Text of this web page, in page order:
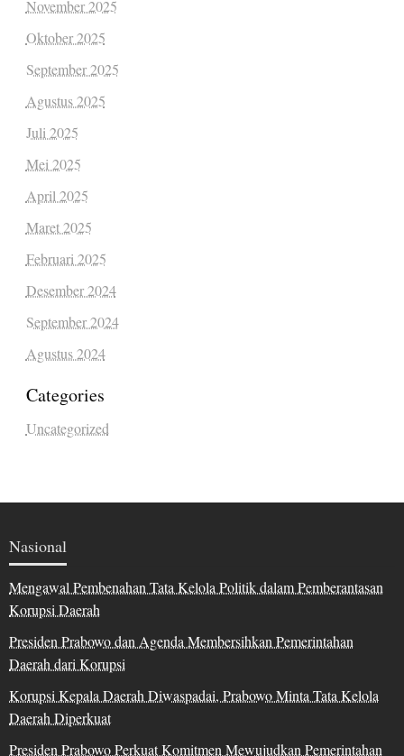
November 2025
Oktober 2025
September 2025
Agustus 2025
Juli 2025
Mei 2025
April 2025
Maret 2025
Februari 2025
Desember 2024
September 2024
Agustus 2024
Categories
Uncategorized
Nasional
Mengawal Pembenahan Tata Kelola Politik dalam Pemberantasan
Korupsi Daerah
Presiden Prabowo dan Agenda Membersihkan Pemerintahan
Daerah dari Korupsi
Korupsi Kepala Daerah Diwaspadai, Prabowo Minta Tata Kelola
Daerah Diperkuat
Presiden Prabowo Perkuat Komitmen Mewujudkan Pemerintahan